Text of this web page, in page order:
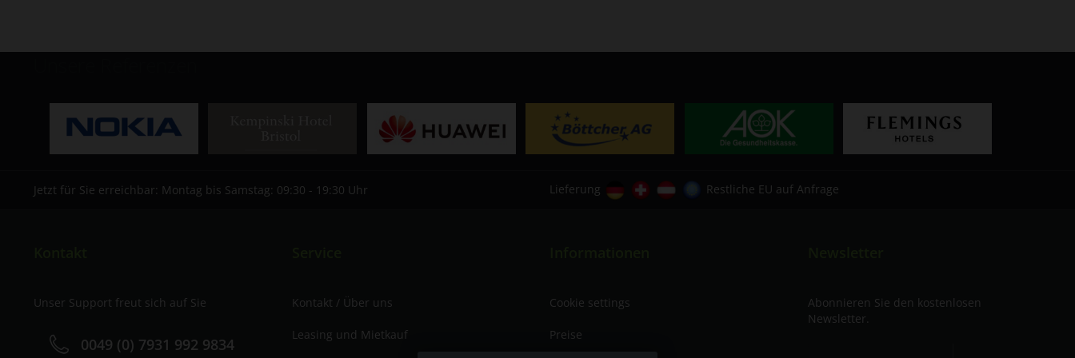
Jetzt für Sie erreichbar: Montag bis Samstag: 09:30 - 19:30 Uhr Lieferung Restliche EU auf Anfrage
Unser Support freut sich auf Sie
0049 (0) 7931 992 9834
Kontakt / Über uns
Leasing und Mietkauf
Cookie settings
Preise
Abonnieren Sie den kostenlosen
Newsletter.